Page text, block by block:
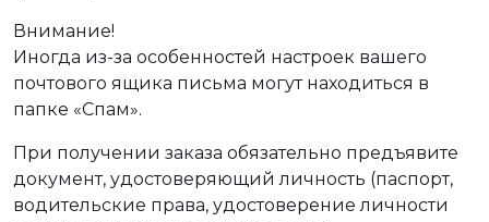
Внимание!
Иногда из-за особенностей настроек вашего
почтового ящика письма могут находиться в
папке «Спам».
При получении заказа обязательно предъявите
документ, удостоверяющий личность (паспорт,
водительские права, удостоверение личности